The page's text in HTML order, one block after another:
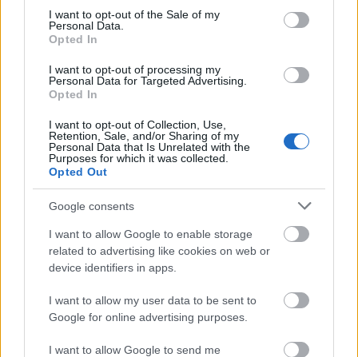
consent section.
I want to opt-out of the Sale of my
Personal Data.
Opted In
I want to opt-out of processing my
Personal Data for Targeted Advertising.
Opted In
I want to opt-out of Collection, Use,
Retention, Sale, and/or Sharing of my
Personal Data that Is Unrelated with the
Purposes for which it was collected.
Opted Out
Google consents
I want to allow Google to enable storage
related to advertising like cookies on web or
device identifiers in apps.
I want to allow my user data to be sent to
Google for online advertising purposes.
I want to allow Google to send me
Európai Unióban áprilisban az előző havihoz
képest - derült ki az Európai Bizottság
gazdasági és pénzügyi főigazgatóságának
(DG ECFIN) felméréséből.
A gazdasági hangulatindex (Economic
Sentiment Indicator, ESI) az euróövezetben a
márciusi 96,2 pontról 93,0 pontra, 2020
novembere óta a legalacsonyabb szintre esett
áprilisban, az Európai Unió gazdasági
hangulatindexe pedig az előző havihoz képest
2,9 ponttal, 93,5 pontra süllyedt.